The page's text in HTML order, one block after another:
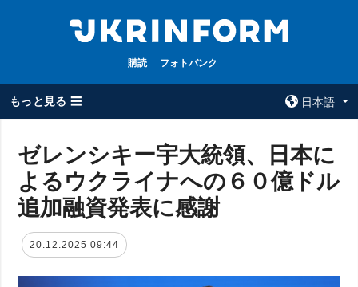
購読 フォトバンク
もっと見る ☰
日本語
全てのトピック
戦争
政治
経済・復興
ウクルインフォ
ルム
ウクルインフォル
ゼレンシキー宇大統領、日本に
よるウクライナへの６０億ドル
追加融資発表に感謝
20.12.2025 09:44